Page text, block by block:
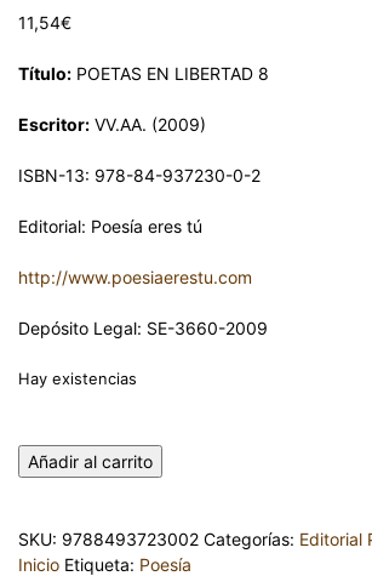
11,54€
Título: POETAS EN LIBERTAD 8
Escritor: VV.AA. (2009)
ISBN-13: 978-84-937230-0-2
Editorial: Poesía eres tú
http://www.poesiaerestu.com
Depósito Legal: SE-3660-2009
Hay existencias
Añadir al carrito
SKU: 9788493723002 Categorías: Editorial
Inicio Etiqueta: Poesía